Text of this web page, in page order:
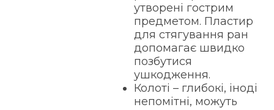
утворені гострим
предметом. Пластир
для стягування ран
допомагає швидко
позбутися
ушкодження.
Колоті – глибокі, іноді
непомітні, можуть